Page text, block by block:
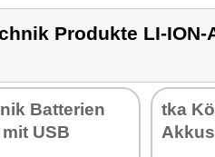
Produkte LI-ION-
Batterien
USB
tka